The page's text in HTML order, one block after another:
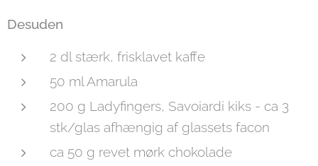
Desuden
2 dl stærk, frisklavet kaffe
50 ml Amarula
200 g Ladyfingers, Savoiardi kiks - ca 3
stk/glas afhængig af glassets facon
ca 50 g revet mørk chokolade